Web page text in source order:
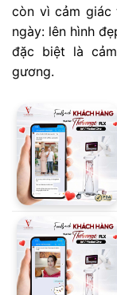
còn vì cảm giác
ngày: lên hình
đặc biệt là
gương.